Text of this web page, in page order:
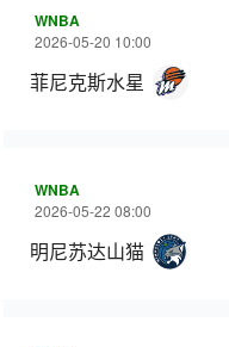
WNBA
2026-05-20 10:00
菲尼克斯水星
WNBA
2026-05-22 08:00
明尼苏达山猫